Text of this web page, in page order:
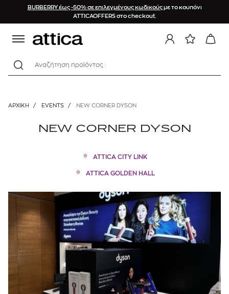
BURBERRY έως -50% σε επιλεγμένους κωδικούςμε το κουπόνι
ATTICAOFFERS στο checkout.
Αναζήτηση προϊόντος :
ΑΡΧΙΚΉ / EVENTS / NEW CORNER DYSON
NEW CORNER DYSON
ATTICA CITY LINK
ATTICA GOLDEN HALL